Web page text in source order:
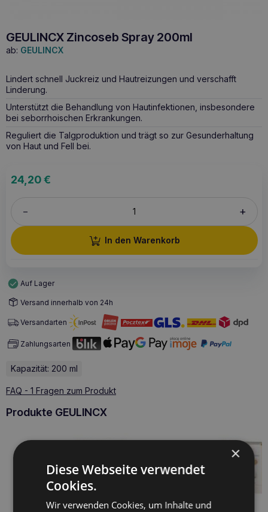
GEULINCX Zincoseb Spray 200ml
ab: GEULINCX
Lindert schnell Juckreiz und Hautreizungen und verschafft
Linderung.
Unterstützt die Behandlung von Hautinfektionen, insbesondere
bei seborrhoischen Erkrankungen.
Reguliert die Talgproduktion und trägt so zur Gesunderhaltung
von Haut und Fell bei.
24,20€
– +
In den Warenkorb
Auf Lager
Versand innerhalb von 24h
Versandarten
Zahlungsarten
Kapazität: 200 ml
FAQ - 1 Fragen zum Produkt
Produkte GEULINCX
×
Diese Webseite verwendet
Cookies.
Wir verwenden Cookies, um Inhalte und